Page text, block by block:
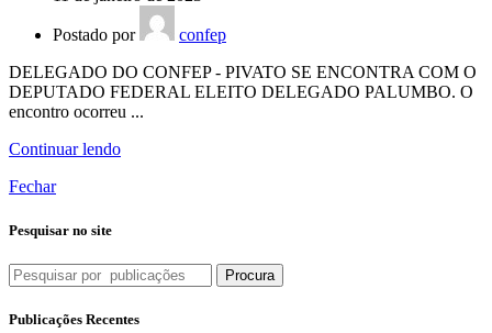
Postado por
confep
DELEGADO DO CONFEP - PIVATO SE ENCONTRA COM O
DEPUTADO FEDERAL ELEITO DELEGADO PALUMBO. O
encontro ocorreu ...
Continuar lendo
Fechar
Pesquisar no site
Procura
Publicações Recentes